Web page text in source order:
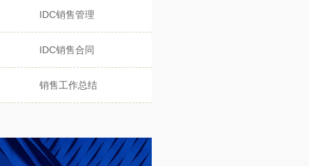
IDC销售管理
IDC销售合同
销售工作总结